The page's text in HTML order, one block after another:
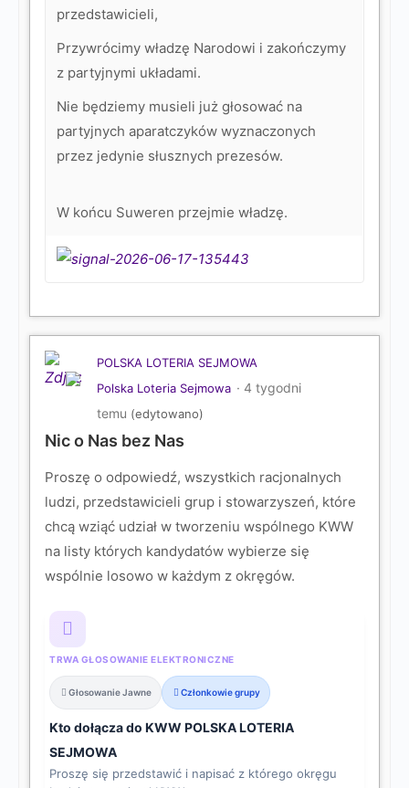
przedstawicieli,
Przywrócimy władzę Narodowi i zakończymy
z partyjnymi układami.
Nie będziemy musieli już głosować na
partyjnych aparatczyków wyznaczonych
przez jedynie słusznych prezesów.
W końcu Suweren przejmie władzę.
POLSKA LOTERIA SEJMOWA
Polska Loteria Sejmowa
4 tygodni
temu (edytowano)
Nic o Nas bez Nas
Proszę o odpowiedź, wszystkich racjonalnych
ludzi, przedstawicieli grup i stowarzyszeń, które
chcą wziąć udział w tworzeniu wspólnego KWW
na listy których kandydatów wybierze się
wspólnie losowo w każdym z okręgów.
TRWA GŁOSOWANIE ELEKTRONICZNE
Głosowanie Jawne Członkowie grupy
Kto dołącza do KWW POLSKA LOTERIA
SEJMOWA
Proszę się przedstawić i napisać z którego okręgu